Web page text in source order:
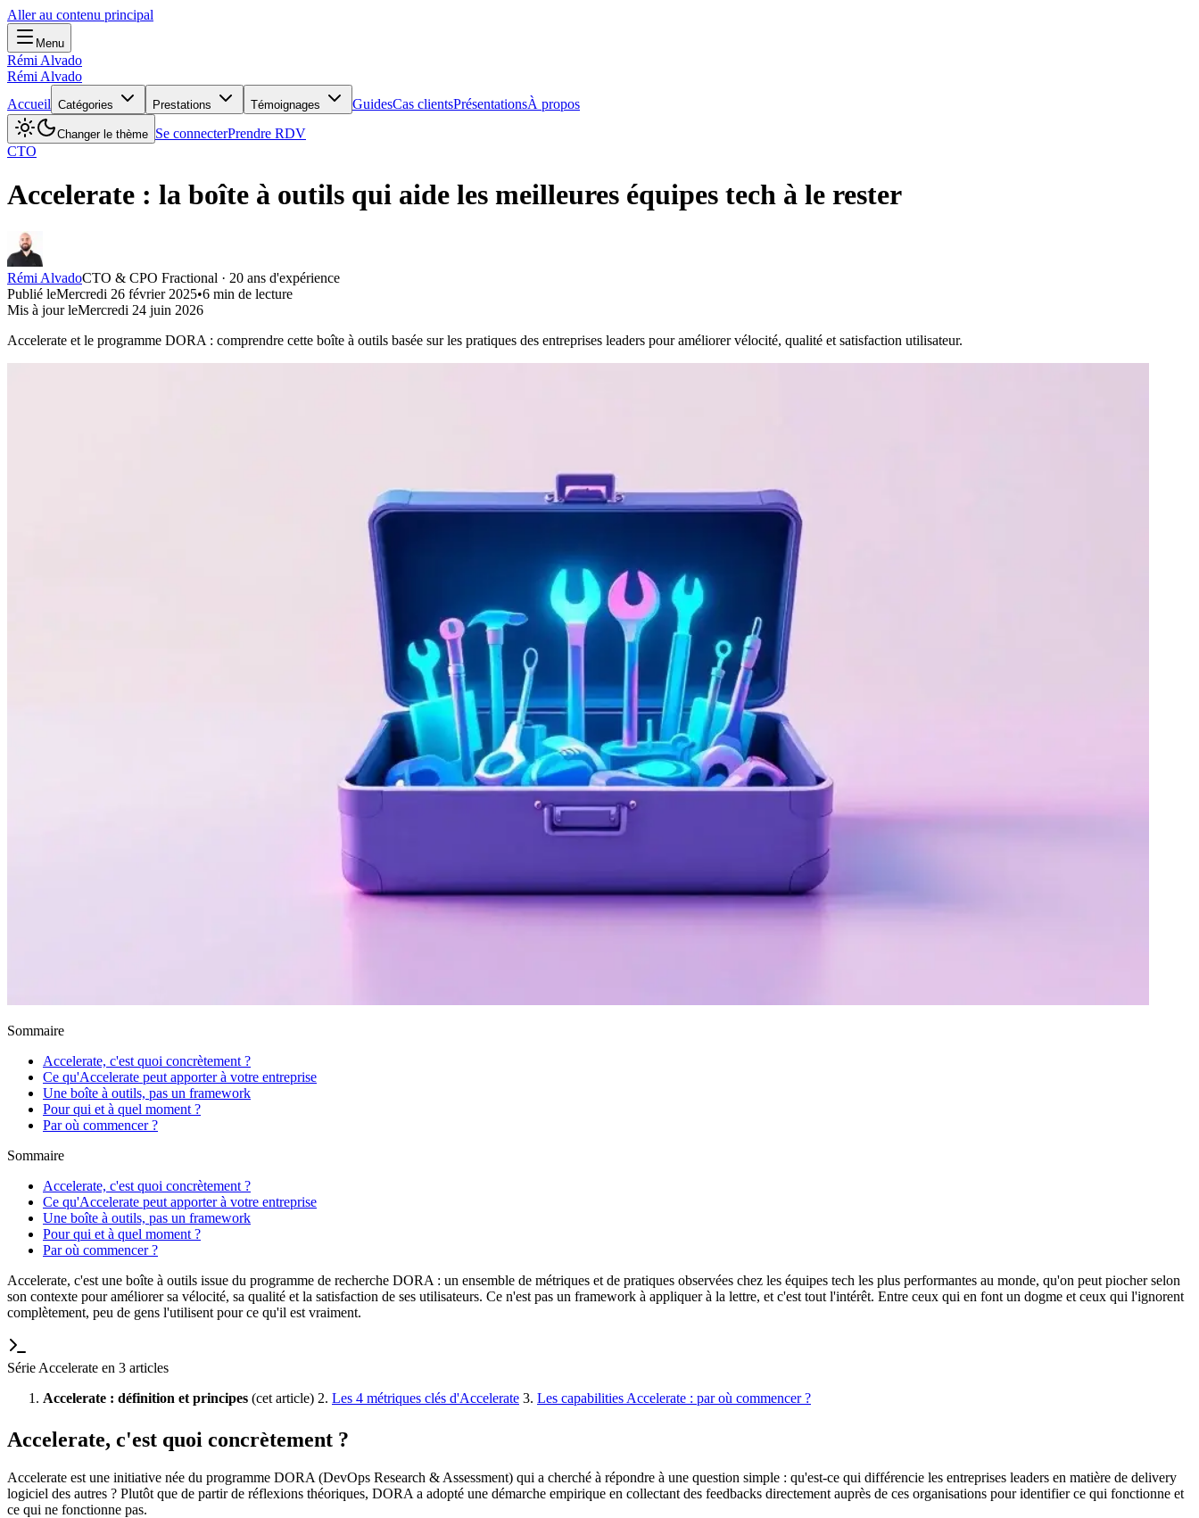
Aller au contenu principal
Menu
Rémi Alvado
Rémi Alvado
Accueil Catégories Prestations Témoignages GuidesCas clientsPrésentationsÀ propos
Changer le thème Se connecterPrendre RDV
CTO
Accelerate : la boîte à outils qui aide les meilleures équipes tech à le rester
Rémi AlvadoCTO & CPO Fractional · 20 ans d'expérience
Publié leMercredi 26 février 2025•6 min de lecture
Mis à jour leMercredi 24 juin 2026
Accelerate et le programme DORA : comprendre cette boîte à outils basée sur les pratiques des entreprises leaders pour améliorer vélocité, qualité et satisfaction utilisateur.
Sommaire
Accelerate, c'est quoi concrètement ?
Ce qu'Accelerate peut apporter à votre entreprise
Une boîte à outils, pas un framework
Pour qui et à quel moment ?
Par où commencer ?
Sommaire
Accelerate, c'est quoi concrètement ?
Ce qu'Accelerate peut apporter à votre entreprise
Une boîte à outils, pas un framework
Pour qui et à quel moment ?
Par où commencer ?
Accelerate, c'est une boîte à outils issue du programme de recherche DORA : un ensemble de métriques et de pratiques observées chez les équipes tech les plus performantes au monde, qu'on peut piocher selon
son contexte pour améliorer sa vélocité, sa qualité et la satisfaction de ses utilisateurs. Ce n'est pas un framework à appliquer à la lettre, et c'est tout l'intérêt. Entre ceux qui en font un dogme et ceux qui l'ignorent
complètement, peu de gens l'utilisent pour ce qu'il est vraiment.
Série Accelerate en 3 articles
Accelerate : définition et principes (cet article) 2. Les 4 métriques clés d'Accelerate 3. Les capabilities Accelerate : par où commencer ?
Accelerate, c'est quoi concrètement ?
Accelerate est une initiative née du programme DORA (DevOps Research & Assessment) qui a cherché à répondre à une question simple : qu'est-ce qui différencie les entreprises leaders en matière de delivery
logiciel des autres ? Plutôt que de partir de réflexions théoriques, DORA a adopté une démarche empirique en collectant des feedbacks directement auprès de ces organisations pour identifier ce qui fonctionne et
ce qui ne fonctionne pas.